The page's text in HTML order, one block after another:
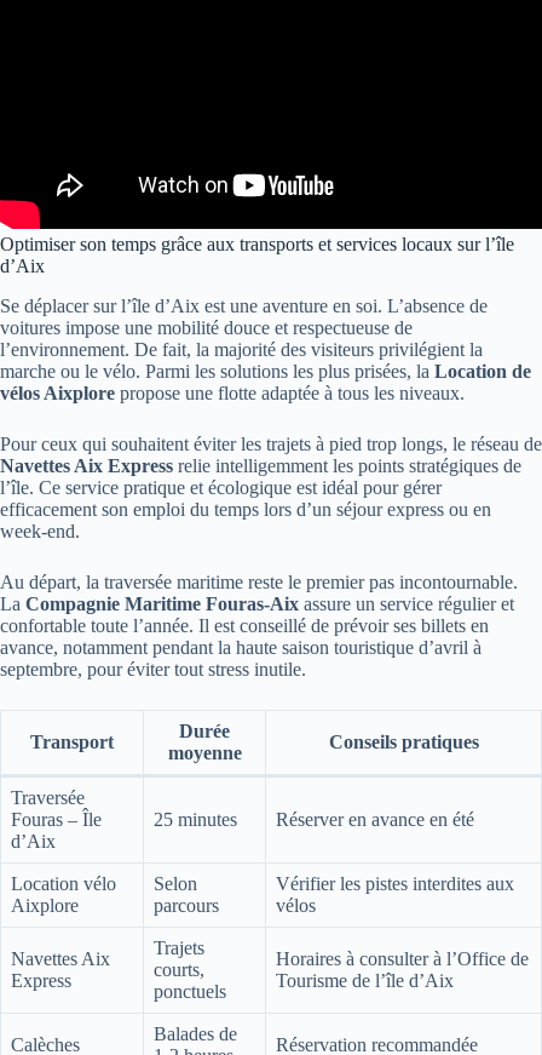
Optimiser son temps grâce aux transports et services locaux sur l’île
d’Aix
Se déplacer sur l’île d’Aix est une aventure en soi. L’absence de
voitures impose une mobilité douce et respectueuse de
l’environnement. De fait, la majorité des visiteurs privilégient la
marche ou le vélo. Parmi les solutions les plus prisées, la Location de
vélos Aixplore propose une flotte adaptée à tous les niveaux.
Pour ceux qui souhaitent éviter les trajets à pied trop longs, le réseau de
Navettes Aix Express relie intelligemment les points stratégiques de
l’île. Ce service pratique et écologique est idéal pour gérer
efficacement son emploi du temps lors d’un séjour express ou en
week-end.
Au départ, la traversée maritime reste le premier pas incontournable.
La Compagnie Maritime Fouras-Aix assure un service régulier et
confortable toute l’année. Il est conseillé de prévoir ses billets en
avance, notamment pendant la haute saison touristique d’avril à
septembre, pour éviter tout stress inutile.
Transport
Durée
moyenne
Conseils pratiques
Traversée
Fouras – Île
d’Aix
25 minutes Réserver en avance en été
Location vélo
Aixplore
Selon
parcours
Vérifier les pistes interdites aux
vélos
Navettes Aix
Express
Trajets
courts,
ponctuels
Horaires à consulter à l’Office de
Tourisme de l’île d’Aix
Calèches
Balades de
Réservation recommandée